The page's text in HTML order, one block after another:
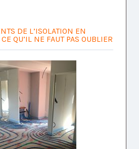
DE L’ISOLATION EN
QU’IL NE FAUT PAS OUBLIER